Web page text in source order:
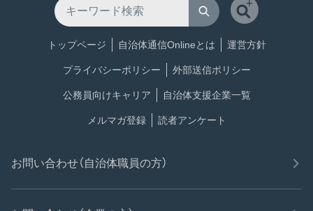
トップページ 自治体通信Onlineとは 運営方針
プライバシーポリシー 外部送信ポリシー
公務員向けキャリア 自治体支援企業一覧
メルマガ登録 読者アンケート
お問い合わせ（自治体職員の方）